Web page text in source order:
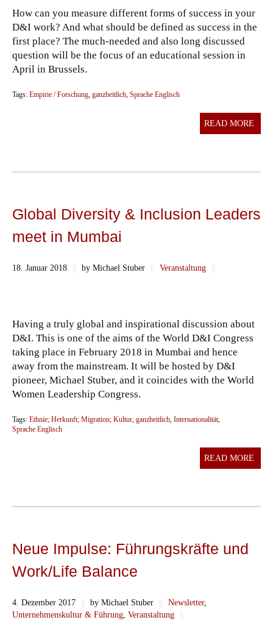
How can you measure different forms of success in your
D&I work? And what should be defined as success in the
first place? The much-needed and also long discussed
question will be the focus of an educational session in
April in Brussels.
Tags: Empirie / Forschung, ganzheitlich, Sprache Englisch
READ MORE
Global Diversity & Inclusion Leaders
meet in Mumbai
18. Januar 2018 || by Michael Stuber || Veranstaltung ||
Having a truly global and inspirational discussion about
D&I. This is one of the aims of the World D&I Congress
taking place in February 2018 in Mumbai and hence
away from the mainstream. It will be hosted by D&I
pioneer, Michael Stuber, and it coincides with the World
Women Leadership Congress.
Tags: Ethnie; Herkunft; Migration; Kultur, ganzheitlich, Internationalität,
Sprache Englisch
READ MORE
Neue Impulse: Führungskräfte und
Work/Life Balance
4. Dezember 2017 || by Michael Stuber || Newsletter,
Unternehmenskultur & Führung Veranstaltung ||